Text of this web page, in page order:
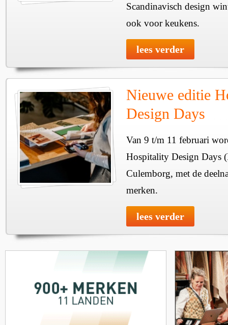
Scandinavisch design
ook voor keukens.
lees verder
Nieuwe editie
Design Days
Van 9 t/m 11 februari
Hospitality Design Days
Culemborg, met de
merken.
lees verder